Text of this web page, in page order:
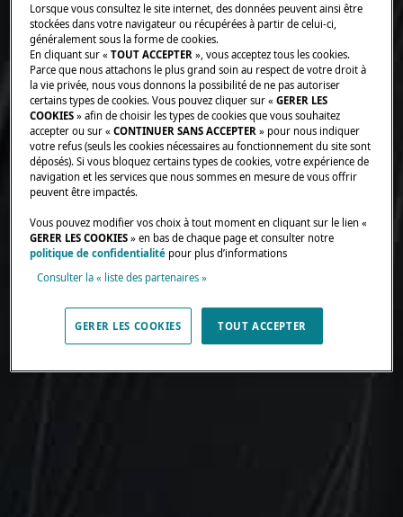
Lorsque vous consultez le site internet, des données peuvent ainsi être
stockées dans votre navigateur ou récupérées à partir de celui-ci,
généralement sous la forme de cookies.
En cliquant sur «TOUT ACCEPTER », vous acceptez tous les cookies.
Parce que nous attachons le plus grand soin au respect de votre droit à
la vie privée, nous vous donnons la possibilité de ne pas autoriser
certains types de cookies. Vous pouvez cliquer sur «GERER LES
COOKIES » afin de choisir les types de cookies que vous souhaitez
accepter ou sur «CONTINUER SANS ACCEPTER » pour nous indiquer
votre refus (seuls les cookies nécessaires au fonctionnement du site sont
déposés). Si vous bloquez certains types de cookies, votre expérience de
navigation et les services que nous sommes en mesure de vous offrir
peuvent être impactés.
Vous pouvez modifier vos choix à tout moment en cliquant sur le lien «
GERER LES COOKIES » en bas de chaque page et consulter notre
politique de confidentialité pour plus d’informations
Consulter la « liste des partenaires »
GERER LES COOKIES TOUT ACCEPTER